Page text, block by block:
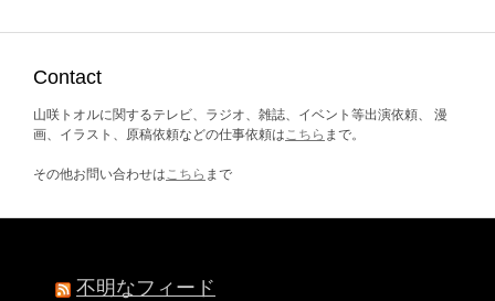
ブ
Contact
山咲トオルに関するテレビ、ラジオ、雑誌、イベント等出演依頼、 漫
画、イラスト、原稿依頼などの仕事依頼はこちら まで。
その他お問い合わせはこちら まで
不明なフィード